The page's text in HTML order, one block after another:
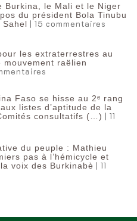
Burkina, le Mali et le Niger
du président Bola Tinubu
| 15 commentaires
les extraterrestres au
mouvement raëlien
Faso se hisse au 2ᵉ rang
listes d’aptitude de la
consultatifs (…) | 11
du peuple : Mathieu
pas à l’hémicycle et
voix des Burkinabè | 11